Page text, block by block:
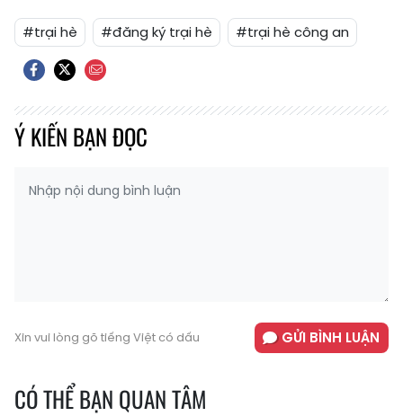
#trại hè #đăng ký trại hè #trại hè công an
Ý KIẾN BẠN ĐỌC
Xin vui lòng gõ tiếng Việt có dấu GỬI BÌNH LUẬN
CÓ THỂ BẠN QUAN TÂM